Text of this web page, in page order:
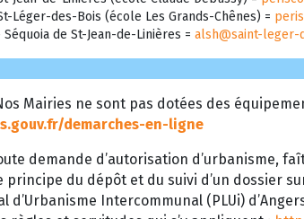
Léger-des-Bois (école Les Grands-Chênes) =
de St-Jean-de-Linières = alsh@saint-
Mairies ne sont pas dotées des
demarches-en-ligne
demande d’autorisation d’urbanisme,
principe du dépôt et du suivi d’un dossier
d’Urbanisme Intercommunal (PLUi)